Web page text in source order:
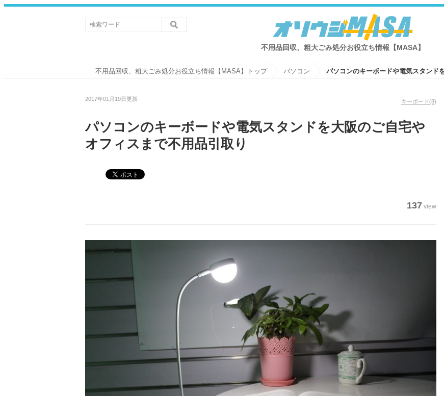
不用品回収、粗大ごみ処分お役立ち情報【MASA】
不用品回収、粗大ごみ処分お役立ち情報【MASA】トップ パソコン
2017年01月19日更新 キーボード(8)
パソコンのキーボードや電気スタンドを大阪のご自宅や
オフィスまで不用品引取り
137 view